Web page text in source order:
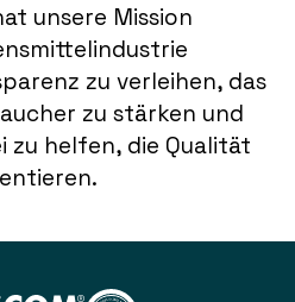
unsere Mission
zu verleihen, das
zu stärken und
zu helfen, die Qualität